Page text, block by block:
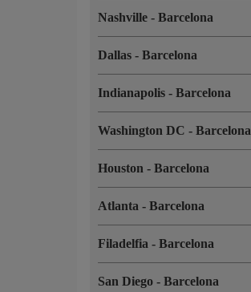
Nashville - Barcelona
Dallas - Barcelona
Indianapolis - Barcelona
Washington DC - Barcelona
Houston - Barcelona
Atlanta - Barcelona
Filadelfia - Barcelona
San Diego - Barcelona